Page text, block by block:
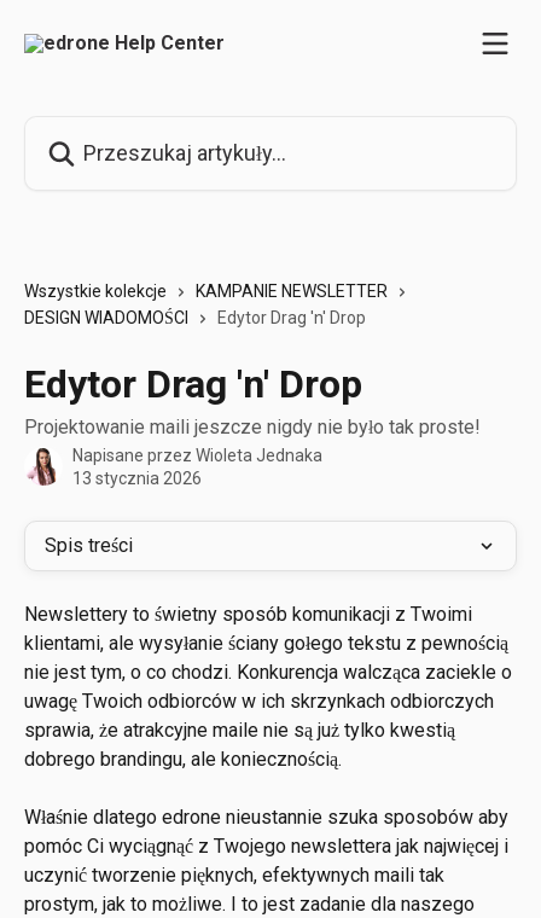
Wszystkie kolekcje
KAMPANIE NEWSLETTER
DESIGN WIADOMOŚCI
Edytor Drag 'n' Drop
Edytor Drag 'n' Drop
Projektowanie maili jeszcze nigdy nie było tak proste!
Napisane przez Wioleta Jednaka
13 stycznia 2026
Spis treści
Newslettery to świetny sposób komunikacji z Twoimi
klientami, ale wysyłanie ściany gołego tekstu z pewnością
nie jest tym, o co chodzi. Konkurencja walcząca zaciekle o
uwagę Twoich odbiorców w ich skrzynkach odbiorczych
sprawia, że atrakcyjne maile nie są już tylko kwestią
dobrego brandingu, ale koniecznością.
Właśnie dlatego edrone nieustannie szuka sposobów aby
pomóc Ci wyciągnąć z Twojego newslettera jak najwięcej i
uczynić tworzenie pięknych, efektywnych maili tak
prostym, jak to możliwe. I to jest zadanie dla naszego